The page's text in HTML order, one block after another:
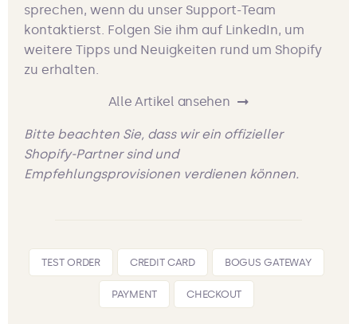
sprechen, wenn du unser Support-Team
kontaktierst. Folgen Sie ihm auf LinkedIn, um
weitere Tipps und Neuigkeiten rund um Shopify
zu erhalten.
Alle Artikel ansehen
Bitte beachten Sie, dass wir ein offizieller
Shopify-Partner sind und
Empfehlungsprovisionen verdienen können.
TEST ORDER CREDIT CARD BOGUS GATEWAY
PAYMENT CHECKOUT